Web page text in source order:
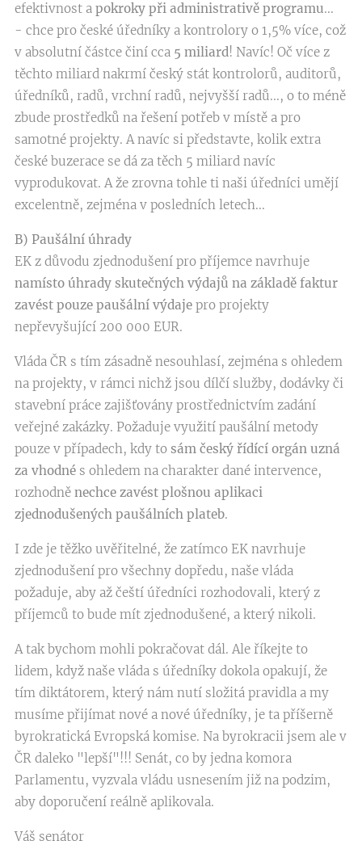
efektivnost a pokroky při administrativě programu...
- chce pro české úředníky a kontrolory o 1,5% více, což
v absolutní částce činí cca 5 miliard! Navíc! Oč více z
těchto miliard nakrmí český stát kontrolorů, auditorů,
úředníků, radů, vrchní radů, nejvyšší radů..., o to méně
zbude prostředků na řešení potřeb v místě a pro
samotné projekty. A navíc si představte, kolik extra
české buzerace se dá za těch 5 miliard navíc
vyprodukovat. A že zrovna tohle ti naši úředníci umějí
excelentně, zejména v posledních letech...
B) Paušální úhrady
EK z důvodu zjednodušení pro příjemce navrhuje
namísto úhrady skutečných výdajů na základě faktur
zavést pouze paušální výdaje pro projekty
nepřevyšující 200 000 EUR.
Vláda ČR s tím zásadně nesouhlasí, zejména s ohledem
na projekty, v rámci nichž jsou dílčí služby, dodávky či
stavební práce zajišťovány prostřednictvím zadání
veřejné zakázky. Požaduje využití paušální metody
pouze v případech, kdy to sám český řídící orgán uzná
za vhodné s ohledem na charakter dané intervence,
rozhodně nechce zavést plošnou aplikaci
zjednodušených paušálních plateb.
I zde je těžko uvěřitelné, že zatímco EK navrhuje
zjednodušení pro všechny dopředu, naše vláda
požaduje, aby až čeští úředníci rozhodovali, který z
příjemců to bude mít zjednodušené, a který nikoli.
A tak bychom mohli pokračovat dál. Ale říkejte to
lidem, když naše vláda s úředníky dokola opakují, že
tím diktátorem, který nám nutí složitá pravidla a my
musíme přijímat nové a nové úředníky, je ta příšerně
byrokratická Evropská komise. Na byrokracii jsem ale v
ČR daleko "lepší"!!! Senát, co by jedna komora
Parlamentu, vyzvala vládu usnesením již na podzim,
aby doporučení reálně aplikovala.
Váš senátor